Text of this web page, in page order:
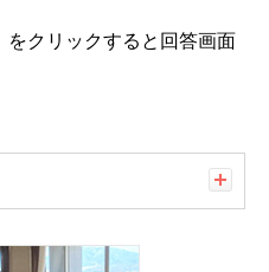
クリックすると回答画面